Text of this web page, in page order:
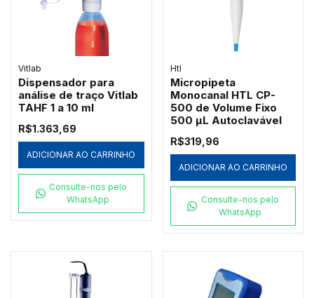
Vitlab
Dispensador para
análise de traço Vitlab
TAHF 1 a 10 ml
R$1.363,69
ADICIONAR AO CARRINHO
Consulte-nos pelo
WhatsApp
Htl
Micropipeta
Monocanal HTL CP-
500 de Volume Fixo
500 µL Autoclavável
R$319,96
ADICIONAR AO CARRINHO
Consulte-nos pelo
WhatsApp